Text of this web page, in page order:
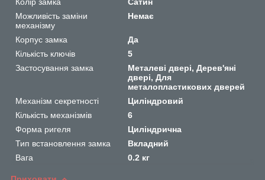
Можливість заміни
механізму
Немає
Корпус замка
Да
Кількість ключів
5
Застосування замка
Металеві двері, Дерев'яні
двері, Для
металопластикових дверей
Механізм секретності
Циліндровий
Кількість механізмів
6
Форма ригеля
Циліндрична
Тип встановлення замка
Вкладний
Вага
0.2 кг